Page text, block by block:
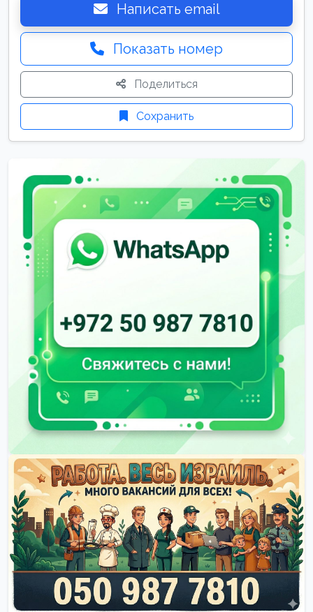
Написать email
Показать номер
Поделиться
Сохранить